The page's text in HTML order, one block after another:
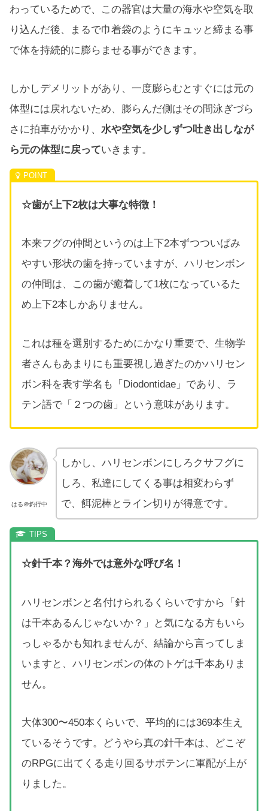
わっているためで、この器官は大量の海水や空気を取
り込んだ後、まるで巾着袋のようにキュッと締まる事
で体を持続的に膨らませる事ができます。
しかしデメリットがあり、一度膨らむとすぐには元の
体型には戻れないため、膨らんだ側はその間泳ぎづら
さに拍車がかかり、 水や空気を少しずつ吐き出しなが
ら元の体型に戻っていきます。
☆歯が上下2枚は大事な特徴！
本来フグの仲間というのは上下2本ずつついばみ
やすい形状の歯を持っていますが、ハリセンボン
の仲間は、この歯が癒着して1枚になっているた
め上下2本しかありません。
これは種を選別するためにかなり重要で、生物学
者さんもあまりにも重要視し過ぎたのかハリセン
ボン科を表す学名も「Diodontidae」であり、ラ
テン語で「２つの歯」という意味があります。
はる＠釣行中
しかし、ハリセンボンにしろクサフグに
しろ、私達にしてくる事は相変わらず
で、餌泥棒とライン切りが得意です。
☆針千本？海外では意外な呼び名！
ハリセンボンと名付けられるくらいですから「針
は千本あるんじゃないか？」と気になる方もいら
っしゃるかも知れませんが、結論から言ってしま
いますと、ハリセンボンの体のトゲは千本ありま
せん。
大体300〜450本くらいで、平均的には369本生え
ているそうです。どうやら真の針千本は、どこぞ
のRPGに出てくる走り回るサボテンに軍配が上が
りました。